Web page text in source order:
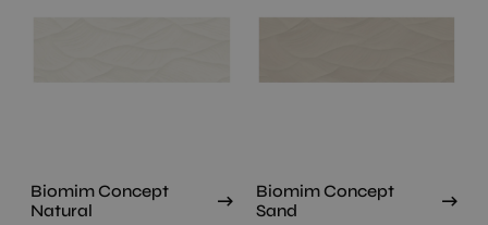
Biomim Concept
Natural
Biomim Concept
Sand